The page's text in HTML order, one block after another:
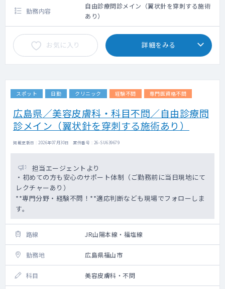
勤務内容
自由診療問診メイン（翼状針を穿刺する施術
あり）
お気に入り 詳細をみる
スポット 日勤 クリニック 経験不問 専門医資格不問
広島県／美容皮膚科・科目不問／自由診療問
診メイン（翼状針を穿刺する施術あり）
掲載更新日 : 2026年07月30日 案件番号 : 26-SU639679
担当エージェントより
・初めての方も安心のサポート体制（ご勤務前に当日現地にて
レクチャーあり）
**専門分野・経験不問！**適応判断なども現場でフォローしま
す。
路線 JR山陽本線・福塩線
勤務地 広島県福山市
科目 美容皮膚科・不問